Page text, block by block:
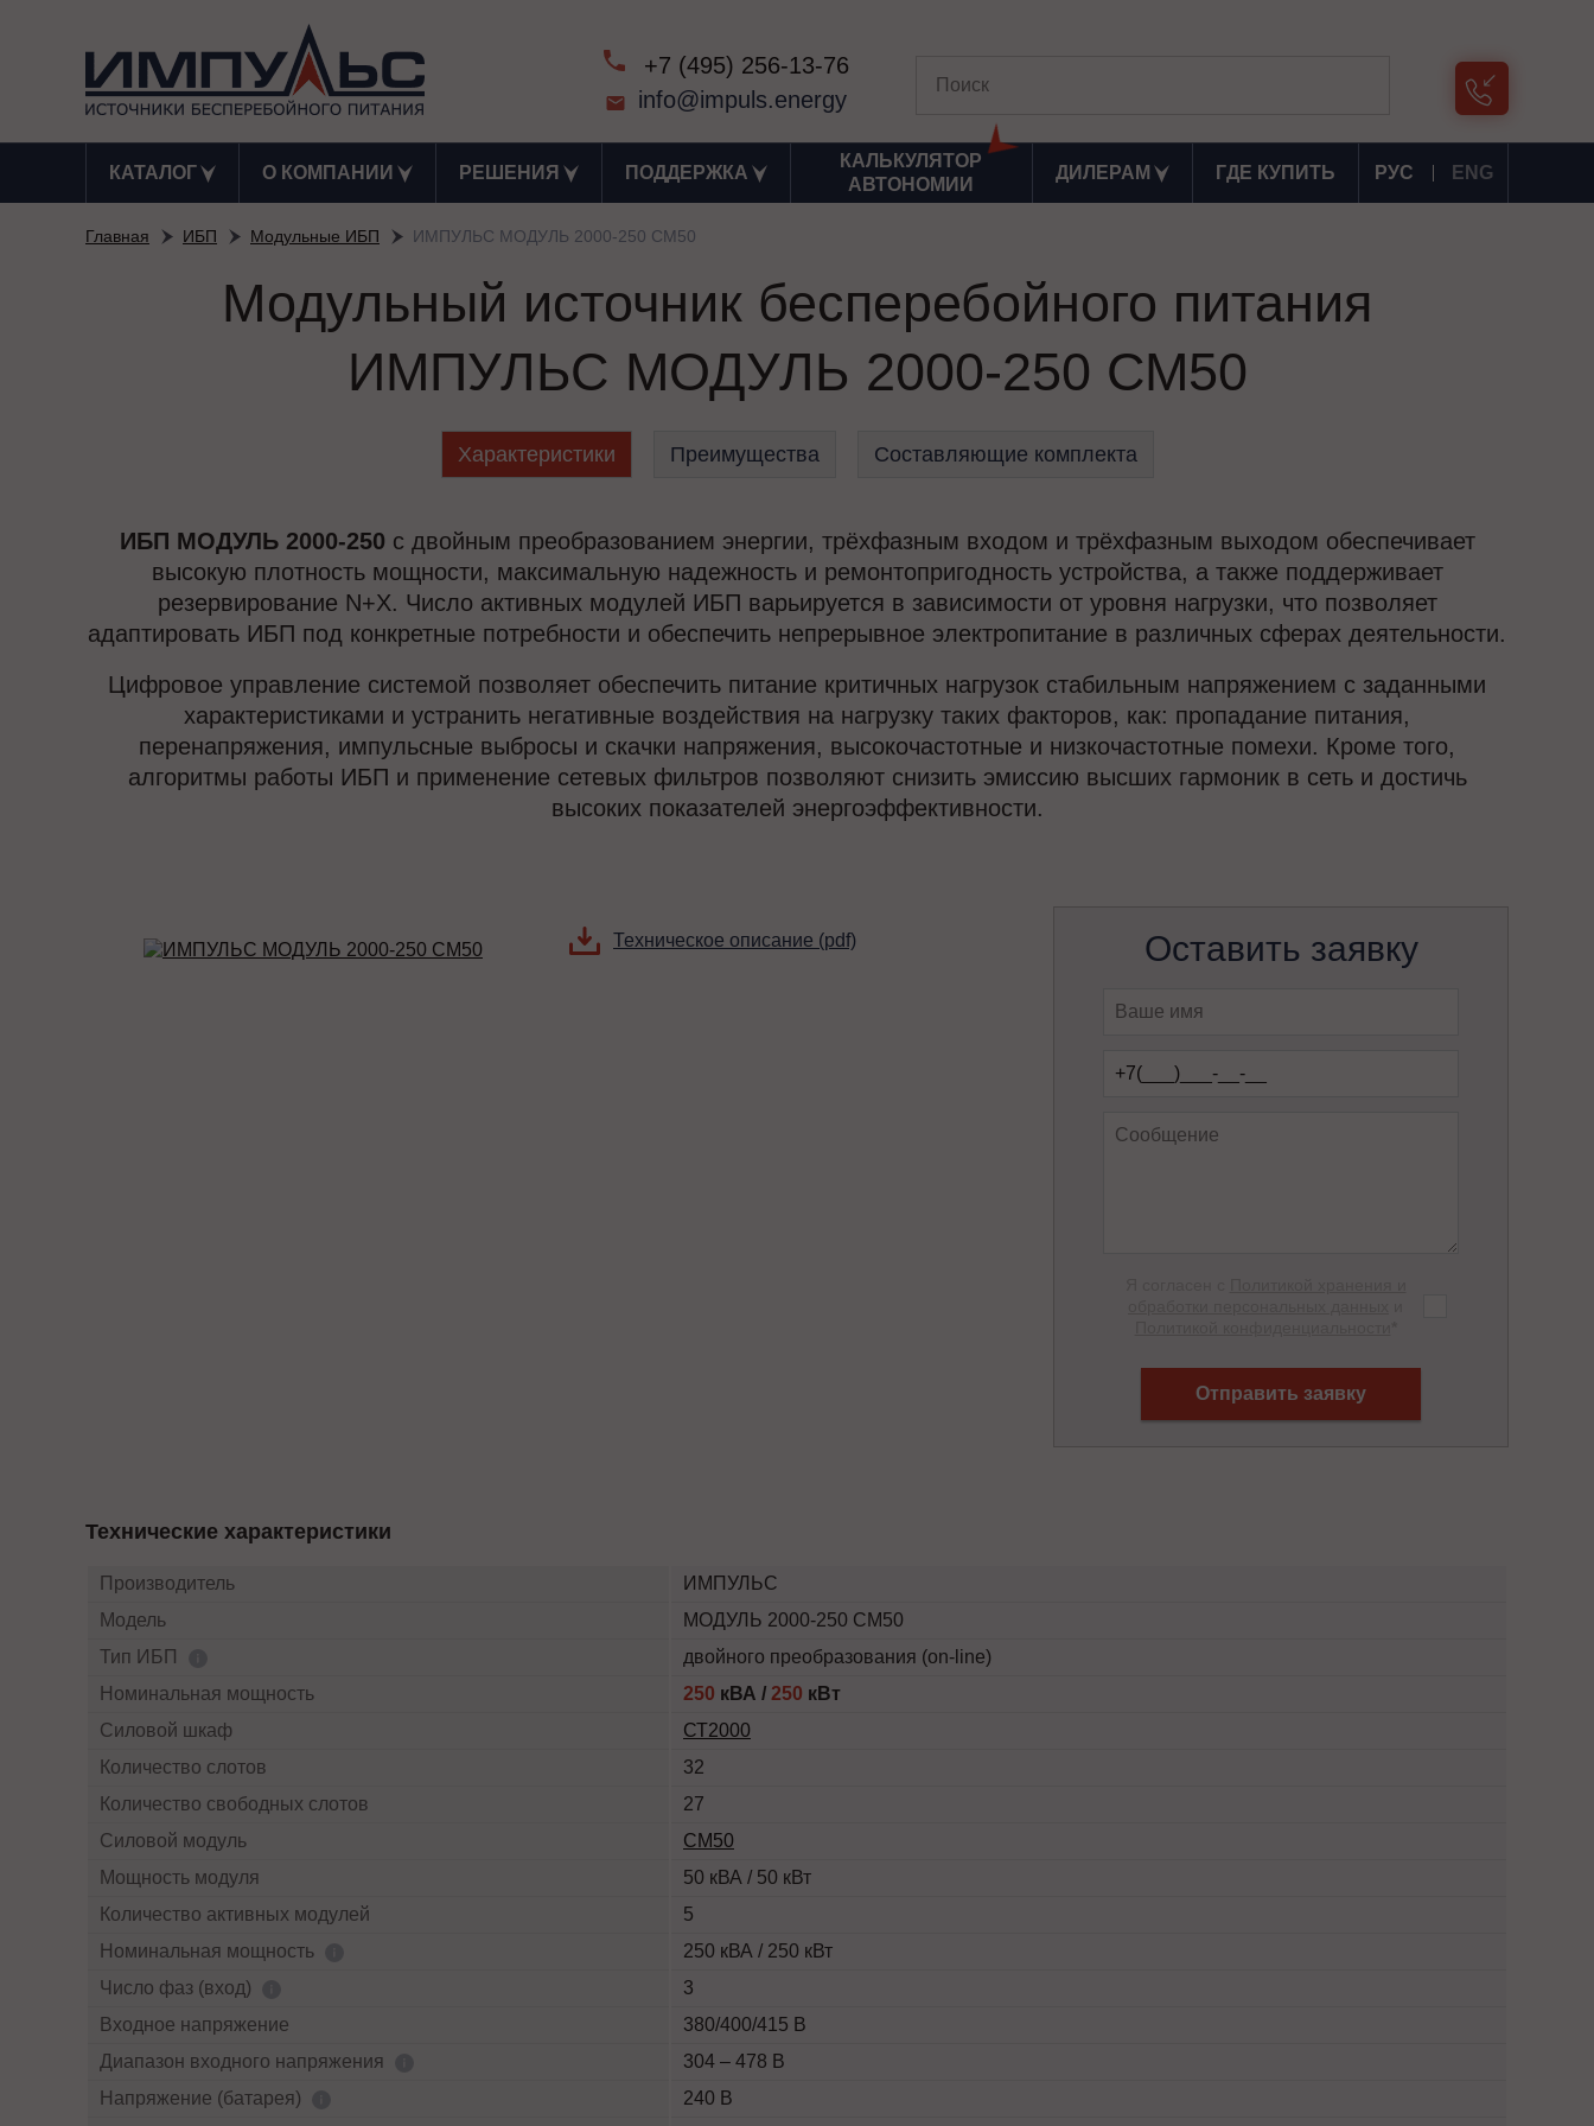
+7 (495) 256-13-76
info@impuls.energy
КАТАЛОГ О КОМПАНИИ РЕШЕНИЯ ПОДДЕРЖКА
КАЛЬКУЛЯТОР
АВТОНОМИИ
ДИЛЕРАМ ГДЕ КУПИТЬ РУС ENG
Главная ИБП Модульные ИБП ИМПУЛЬС МОДУЛЬ 2000-250 СМ50
Модульный источник бесперебойного питания
ИМПУЛЬС МОДУЛЬ 2000-250 СМ50
Характеристики Преимущества Составляющие комплекта
ИБП МОДУЛЬ 2000-250 с двойным преобразованием энергии, трёхфазным входом и трёхфазным выходом обеспечивает
высокую плотность мощности, максимальную надежность и ремонтопригодность устройства, а также поддерживает
резервирование N+X. Число активных модулей ИБП варьируется в зависимости от уровня нагрузки, что позволяет
адаптировать ИБП под конкретные потребности и обеспечить непрерывное электропитание в различных сферах деятельности.
Цифровое управление системой позволяет обеспечить питание критичных нагрузок стабильным напряжением с заданными
характеристиками и устранить негативные воздействия на нагрузку таких факторов, как: пропадание питания,
перенапряжения, импульсные выбросы и скачки напряжения, высокочастотные и низкочастотные помехи. Кроме того,
алгоритмы работы ИБП и применение сетевых фильтров позволяют снизить эмиссию высших гармоник в сеть и достичь
высоких показателей энергоэффективности.
Техническое описание (pdf) Оставить заявку
Отправить заявку
Технические характеристики
Производитель
ИМПУЛЬС
Модель
МОДУЛЬ 2000-250 СМ50
Тип ИБП
двойного преобразования (on-line)
Номинальная мощность
250 кВА / 250 кВт
Силовой шкаф
СТ2000
Количество слотов
32
Количество свободных слотов
27
Силовой модуль
СМ50
Мощность модуля
50 кВА / 50 кВт
Количество активных модулей
5
Номинальная мощность
250 кВА / 250 кВт
Число фаз (вход)
3
Входное напряжение
380/400/415 В
Диапазон входного напряжения
304 – 478 В
Напряжение (батарея)
240 В